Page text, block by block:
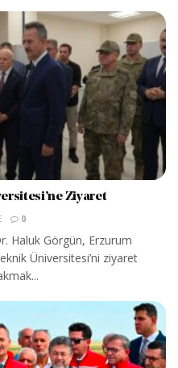
Ziyaret
0
Haluk Görgün, Erzurum
Üniversitesi’ni ziyaret